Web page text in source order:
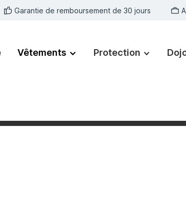
Garantie de remboursement de 30 jours
Vêtements Protection